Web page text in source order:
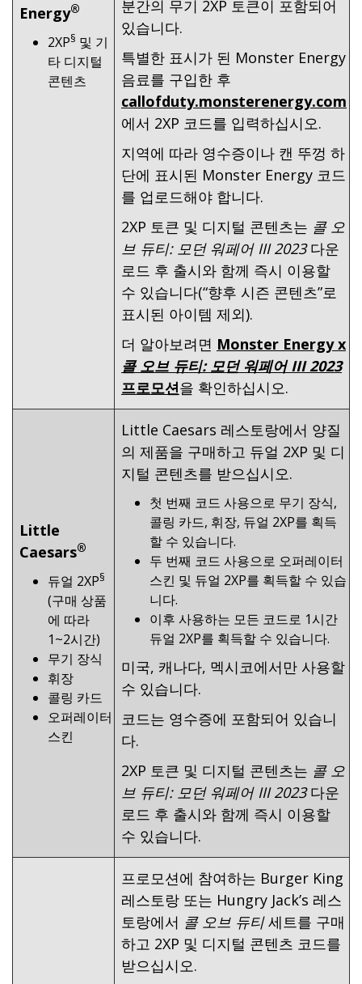
Energy®
2XP§ 및 기
타 디지털
콘텐츠
분간의 무기 2XP 토큰이 포함되어
있습니다.
특별한 표시가 된 Monster Energy
음료를 구입한 후
callofduty.monsterenergy.com
에서 2XP 코드를 입력하십시오.
지역에 따라 영수증이나 캔 뚜껑 하
단에 표시된 Monster Energy 코드
를 업로드해야 합니다.
2XP 토큰 및 디지털 콘텐츠는 콜 오
브 듀티: 모던 워페어 III 2023다운
로드 후 출시와 함께 즉시 이용할
수 있습니다(“향후 시즌 콘텐츠”로
표시된 아이템 제외).
더 알아보려면 Monster Energy x
콜 오브 듀티: 모던 워페어 III 2023
프로모션을 확인하십시오.
Little
Caesars®
듀얼 2XP§
(구매 상품
에 따라
1~2시간)
무기 장식
휘장
콜링 카드
오퍼레이터
스킨
Little Caesars 레스토랑에서 양질
의 제품을 구매하고 듀얼 2XP 및 디
지털 콘텐츠를 받으십시오.
첫 번째 코드 사용으로 무기 장식,
콜링 카드, 휘장, 듀얼 2XP를 획득
할 수 있습니다.
두 번째 코드 사용으로 오퍼레이터
스킨 및 듀얼 2XP를 획득할 수 있습
니다.
이후 사용하는 모든 코드로 1시간
듀얼 2XP를 획득할 수 있습니다.
미국, 캐나다, 멕시코에서만 사용할
수 있습니다.
코드는 영수증에 포함되어 있습니
다.
2XP 토큰 및 디지털 콘텐츠는 콜 오
브 듀티: 모던 워페어 III 2023다운
로드 후 출시와 함께 즉시 이용할
수 있습니다.
프로모션에 참여하는 Burger King
레스토랑 또는 Hungry Jack’s 레스
토랑에서 콜 오브 듀티세트를 구매
하고 2XP 및 디지털 콘텐츠 코드를
받으십시오.